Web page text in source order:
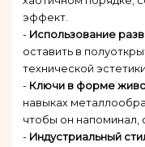
эффект.
- Использование
оставить в
технической
- Ключи в форме
навыках
чтобы он напоминал,
- Индустриальный